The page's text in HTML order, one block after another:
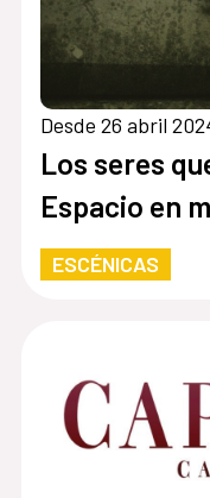
Desde 26 abril
Los seres
Espacio en
ESCÉNICAS